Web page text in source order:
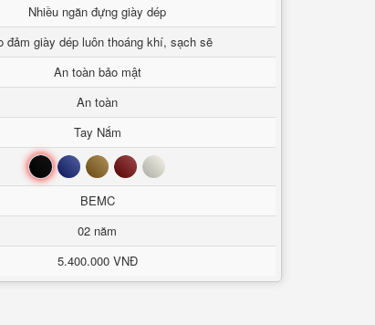
Nhiều ngăn đựng giày dép
đảm giày dép luôn thoáng khí, sạch sẽ
An toàn bảo mật
An toàn
Tay Nắm
Đen Xanh Nâu Đỏ Trắng
BEMC
02 năm
5.400.000 VNĐ